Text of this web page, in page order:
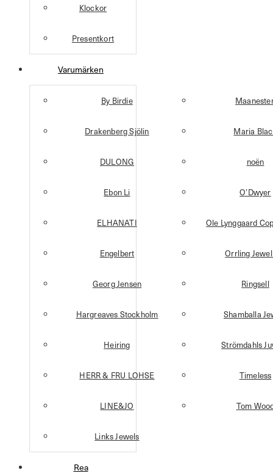
Klockor
Presentkort
Varumärken
By Birdie
Drakenberg Sjölin
DULONG
Ebon Li
ELHANATI
Engelbert
Georg Jensen
Hargreaves Stockholm
Heiring
HERR & FRU LOHSE
LINE&JO
Links Jewels
Maria
noën
O’Dwyer
Ole Lynggaard
Orrling
Ringsell
Shamballa
Strömdahls
Timeless
Tom
Rea